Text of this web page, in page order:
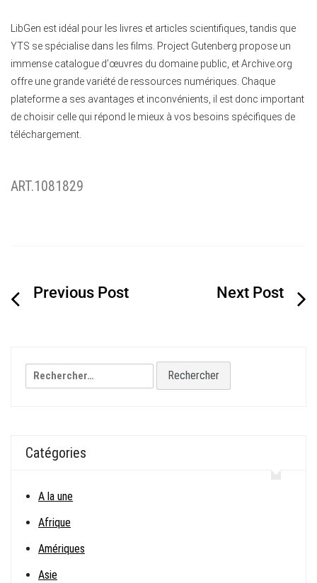
LibGen est idéal pour les livres et articles scientifiques, tandis que
YTS se spécialise dans les films. Project Gutenberg propose un
immense catalogue d’œuvres du domaine public, et Archive.org
offre une grande variété de ressources numériques. Chaque
plateforme a ses avantages et inconvénients, il est donc important
de choisir celle qui répond le mieux à vos besoins spécifiques de
téléchargement.
ART.1081829
Navigation
Rechercher :
Catégories
A la une
Afrique
Amériques
Asie